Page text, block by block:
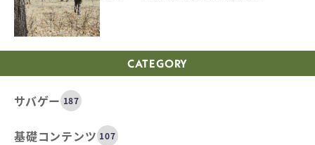
CATEGORY
サバゲー 187
基礎コンテンツ 107